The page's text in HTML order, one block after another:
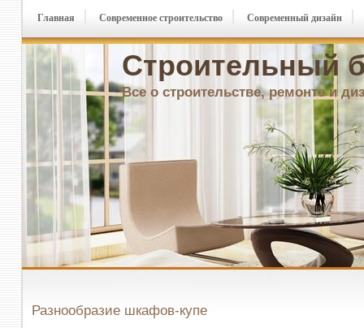
Строительный
Все о строительстве, ремонте и
Главная Современное строительство Современный дизайн
Разнообразие шкафов-купе